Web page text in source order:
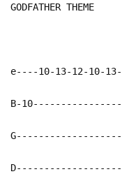
GODFATHER THEME
e----10-13-12-10-
B-